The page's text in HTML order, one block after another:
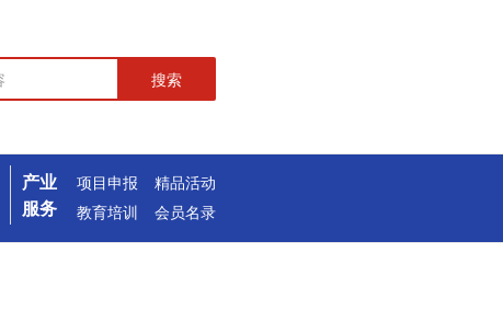
搜索
产业
服务
项目申报
精品活动
教育培训
会员名录